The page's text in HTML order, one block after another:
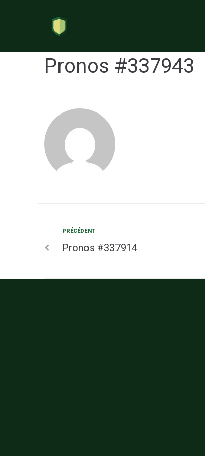
Pronos #337943
PRÉCÉDENT
Pronos #337914